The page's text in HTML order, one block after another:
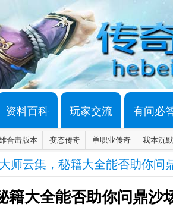
资料百科 玩家交流 有问必
合击版本 变态传奇 单职业传奇 我本沉默
师云集，秘籍大全能否助你问
籍大全能否助你问鼎沙